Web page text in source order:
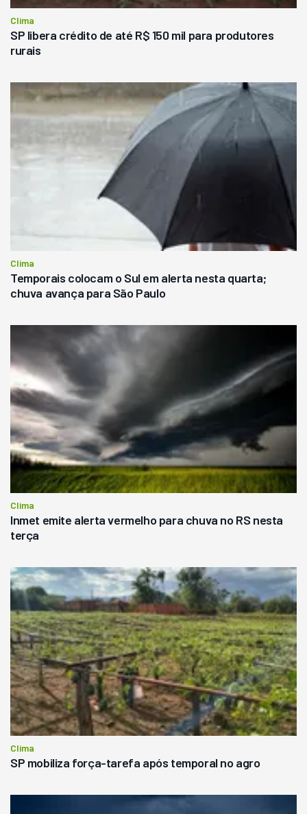
Clima
SP libera crédito de até R$ 150 mil para produtores
rurais
Clima
Temporais colocam o Sul em alerta nesta quarta;
chuva avança para São Paulo
Clima
Inmet emite alerta vermelho para chuva no RS nesta
terça
Clima
SP mobiliza força-tarefa após temporal no agro